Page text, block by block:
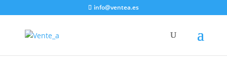
info@ventea.es